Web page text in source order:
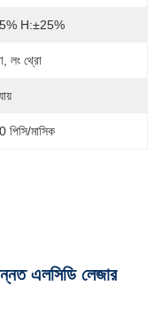
H:±25%
লং থ্রো
মাসিক
এলসিডি লেজার